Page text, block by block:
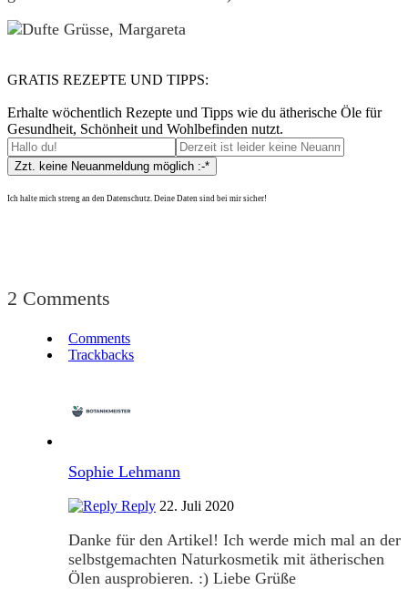
GRATIS REZEPTE UND TIPPS:
Erhalte wöchentlich Rezepte und Tipps wie du ätherische Öle für
Gesundheit, Schönheit und Wohlbefinden nutzt.
Ich halte mich streng an den Datenschutz. Deine Daten sind bei mir sicher!
2 Comments
Comments
Trackbacks
Sophie Lehmann
Reply 22. Juli 2020
Danke für den Artikel! Ich werde mich mal an der
selbstgemachten Naturkosmetik mit ätherischen
Ölen ausprobieren. :) Liebe Grüße